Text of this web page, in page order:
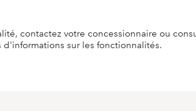
contactez votre concessionnaire ou
d'informations sur les fonctionnalités.